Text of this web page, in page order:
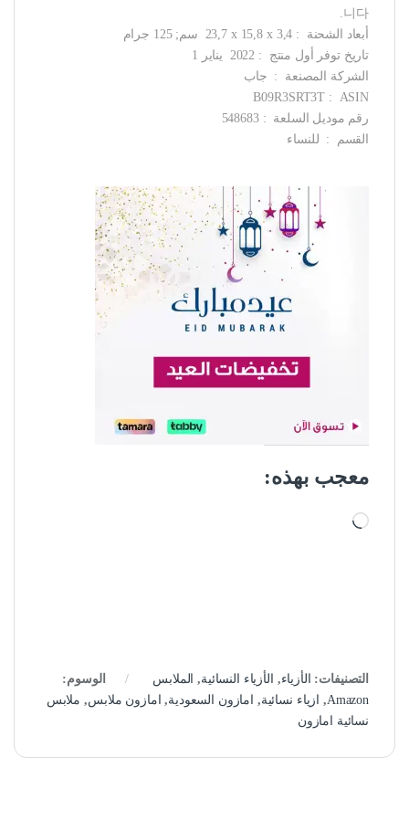
니다.
أبعاد الشحنة ‏ : ‎ 23,7 x 15,8 x 3,4 سم; 125 جرام
تاريخ توفر أول منتج ‏ : ‎ 2022 يناير 1
الشركة المصنعة ‏ : ‎ جاب
ASIN ‏ : ‎ B09R3SRT3T
رقم موديل السلعة ‏ : ‎ 548683
القسم ‏ : ‎ للنساء
معجب بهذه:
جاري التحميل…
التصنيفات: الأزياء, الأزياء النسائية, الملابس
الوسوم:
Amazon
, ازياء نسائية, امازون السعودية, امازون ملابس, ملابس
نسائية امازون